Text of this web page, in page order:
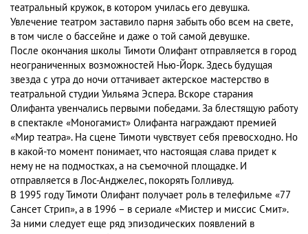
театральный кружок, в котором училась его девушка.
Увлечение театром заставило парня забыть обо всем на свете,
в том числе о бассейне и даже о той самой девушке.
После окончания школы Тимоти Олифант отправляется в город
неограниченных возможностей Нью-Йорк. Здесь будущая
звезда с утра до ночи оттачивает актерское мастерство в
театральной студии Уильяма Эспера. Вскоре старания
Олифанта увенчались первыми победами. За блестящую работу
в спектакле «Моногамист» Олифанта награждают премией
«Мир театра». На сцене Тимоти чувствует себя превосходно. Но
в какой-то момент понимает, что настоящая слава придет к
нему не на подмостках, а на съемочной площадке. И
отправляется в Лос-Анджелес, покорять Голливуд.
В 1995 году Тимоти Олифант получает роль в телефильме «77
Сансет Стрип», а в 1996 – в сериале «Мистер и миссис Смит».
За ними следует еще ряд эпизодических появлений в